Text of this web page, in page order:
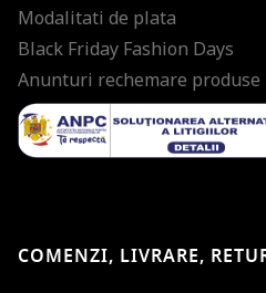
Modalitati de plata
Black Friday Fashion Days
Anunturi rechemare produse
COMENZI, LIVRARE,